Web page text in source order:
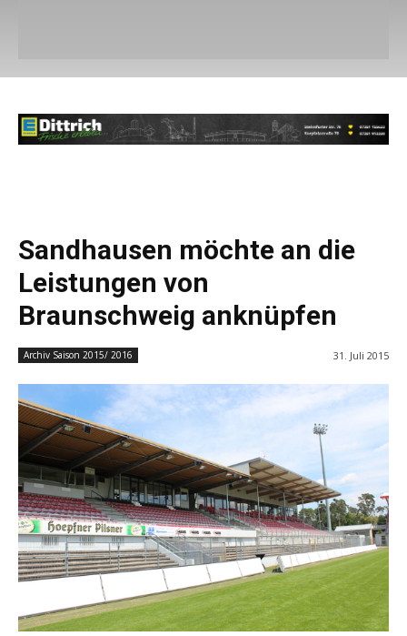
Sandhausen möchte an die
Leistungen von
Braunschweig anknüpfen
Archiv Saison 2015/ 2016 31. Juli 2015